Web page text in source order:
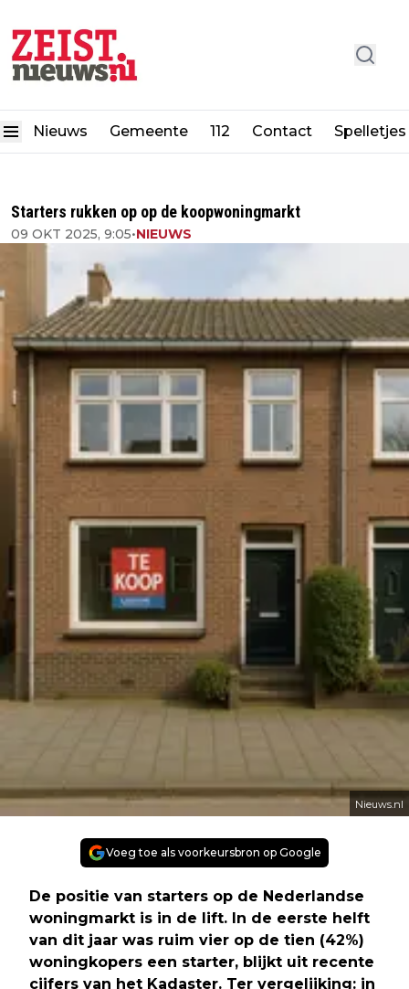
Nieuws Gemeente 112 Contact Spelletjes
Starters rukken op op de koopwoningmarkt
09 OKT 2025, 9:05•NIEUWS
Nieuws.nl
Voeg toe als voorkeursbron op Google
De positie van starters op de Nederlandse
woningmarkt is in de lift. In de eerste helft
van dit jaar was ruim vier op de tien (42%)
woningkopers een starter, blijkt uit recente
cijfers van het Kadaster. Ter vergelijking: in